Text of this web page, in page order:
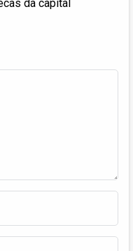
da capital